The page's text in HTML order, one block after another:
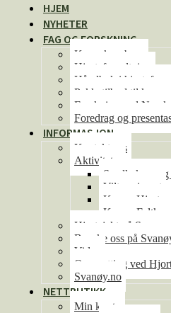
HJEM
NYHETER
FAG OG FORSKNING
Kunnskapsbase
Hjorteforvaltning
Håndbok i
Pakketilbud til
Forskning ved Norsk
Foredrag og
INFORMASJON
Kontakt oss
Aktiviteter
Se alle kurs
Viltseminaret
Kurs –
Kurs –
Hjortejakt på Svanøy
Besøke oss på
Video
Overnatting ved
Svanøy.no
NETTBUTIKK
Min konto